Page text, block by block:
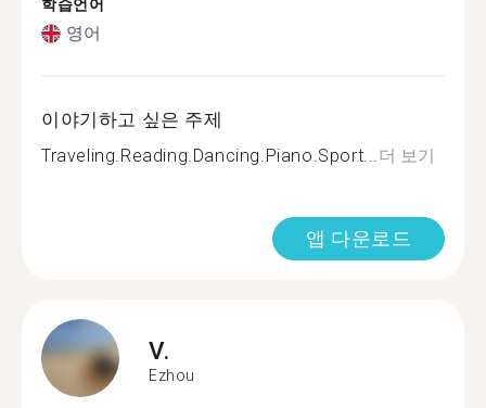
학습언어
영어
이야기하고 싶은 주제
Traveling.Reading.Dancing.Piano.Sport...더 보기
앱 다운로드
V.
Ezhou